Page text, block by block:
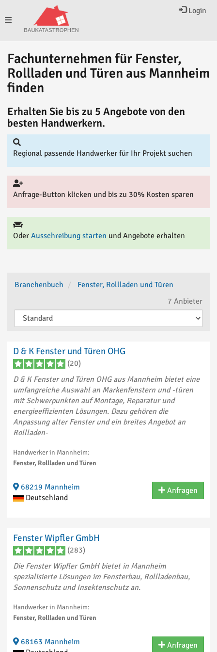
Login
Toggle
navigation
Fachunternehmen für Fenster,
Rollladen und Türen aus Mannheim
finden
Erhalten Sie bis zu 5 Angebote von den
besten Handwerkern.
Regional passende Handwerker für Ihr Projekt suchen
Anfrage-Button klicken und bis zu 30% Kosten sparen
Oder Ausschreibung starten und Angebote erhalten
Branchenbuch
Fenster, Rollladen und Türen
7 Anbieter
D & K Fenster und Türen OHG
(20)
D & K Fenster und Türen OHG aus Mannheim bietet eine
umfangreiche Auswahl an Markenfenstern und -türen
mit Schwerpunkten auf Montage, Reparatur und
energieeffizienten Lösungen. Dazu gehören die
Anpassung alter Fenster und ein breites Angebot an
Rollladen-
Handwerker in Mannheim:
Fenster, Rollladen und Türen
68219 Mannheim
Deutschland
Anfragen
Fenster Wipfler GmbH
(283)
Die Fenster Wipfler GmbH bietet in Mannheim
spezialisierte Lösungen im Fensterbau, Rollladenbau,
Sonnenschutz und Insektenschutz an.
Handwerker in Mannheim:
Fenster, Rollladen und Türen
68163 Mannheim
Anfragen